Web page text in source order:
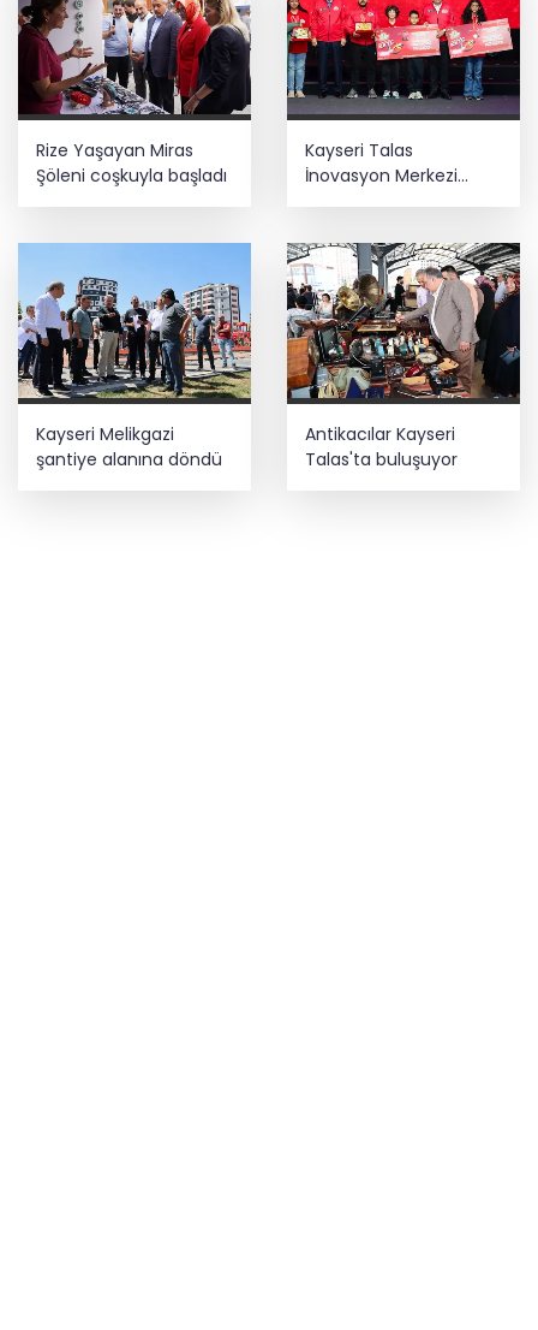
Rize Yaşayan Miras
Şöleni coşkuyla başladı
Kayseri Talas
İnovasyon Merkezi
Kayseri Melikgazi
şantiye alanına döndü
Antikacılar Kayseri
Talas'ta buluşuyor